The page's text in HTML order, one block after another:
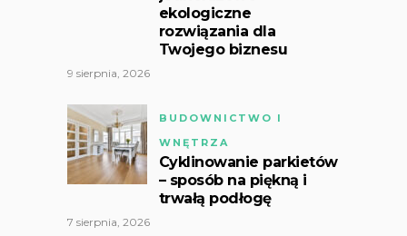
ekologiczne
rozwiązania dla
Twojego biznesu
9 sierpnia, 2026
BUDOWNICTWO I
WNĘTRZA
Cyklinowanie parkietów
– sposób na piękną i
trwałą podłogę
7 sierpnia, 2026